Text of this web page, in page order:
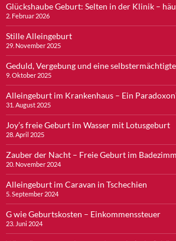
Glückshaube Geburt: Selten in der Klinik –
2. Februar 2026
Stille Alleingeburt
29. November 2025
Geduld, Vergebung und eine
9. Oktober 2025
Alleingeburt im Krankenhaus – Ein
31. August 2025
Joy’s freie Geburt im Wasser mit Lotusgeburt
28. April 2025
Zauber der Nacht – Freie Geburt im
20. November 2024
Alleingeburt im Caravan in Tschechien
5. September 2024
G wie Geburtskosten – Einkommenssteuer
23. Juni 2024